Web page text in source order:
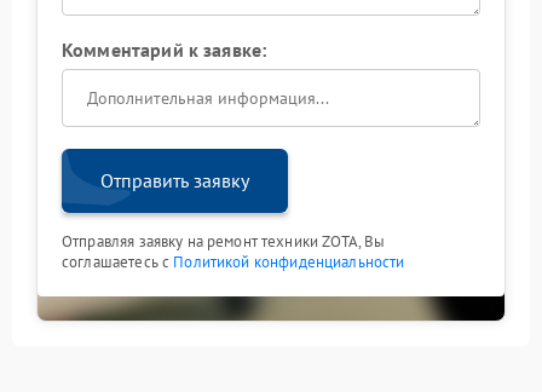
Комментарий к заявке:
Отправить заявку
Отправляя заявку на ремонт техники ZOTA, Вы
соглашаетесь с Политикой конфиденциальности